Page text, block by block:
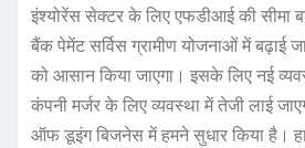
इंश्योरेंस सेक्टर के लिए एफडीआई की सीमा
बैंक पेमेंट सर्विस ग्रामीण योजनाओं में बढ़ाई
को आसान किया जाएगा। इसके लिए नई
कंपनी मर्जर के लिए व्यवस्था में तेजी लाई
ऑफ डूइंग बिजनेस में हमने सुधार किया है।